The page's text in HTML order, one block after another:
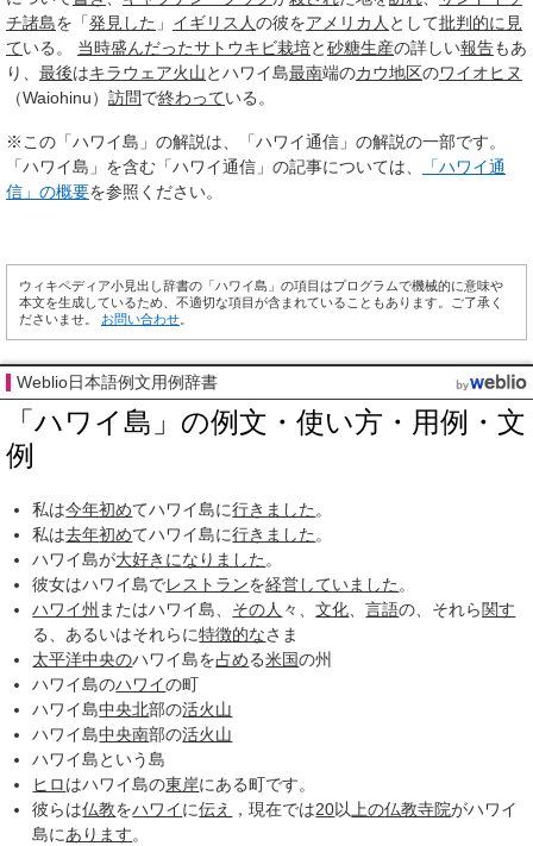
チ諸島を「発見した 」 イギリス人の彼をアメリカ人 として批判的に 見
ている。 当時盛んだったサトウキビ栽培と砂糖生産の詳しい報告もあ
り、 最後はキラウェア火山とハワイ島最南端のカウ地区のワイオヒヌ
（Waiohinu） 訪問で終わっている。
※この「ハワイ島」の解説は、「ハワイ通信」の解説の一部です。
「ハワイ島」を含む「ハワイ通信」の記事については、
「ハワイ通
信」の概要を参照ください。
ウィキペディア小見出し辞書の「ハワイ島」の項目はプログラムで機械的に意味や
本文を生成しているため、不適切な項目が含まれていることもあります。ご了承く
ださいませ。 お問い合わせ
Weblio日本語例文用例辞書
「ハワイ島」の例文・使い方・用例・文
例
私は今年初めてハワイ島に行きました 。
私は去年初めてハワイ島に行きました 。
ハワイ島が大好きになりました 。
彼女はハワイ島でレストランを経営していました 。
ハワイ州 またはハワイ島、 その人 々、文化 、言語の、それら関す
る、あるいはそれらに特徴的なさま
太平洋中央のハワイ島を占める米国の州
ハワイ島のハワイの町
ハワイ島中央北部の活火山
ハワイ島中央南部の活火山
ハワイ島という島
ヒロはハワイ島の東岸にある町です。
彼らは仏教をハワイに伝え ，現在では20以 上の仏教寺院がハワイ
島にあります。